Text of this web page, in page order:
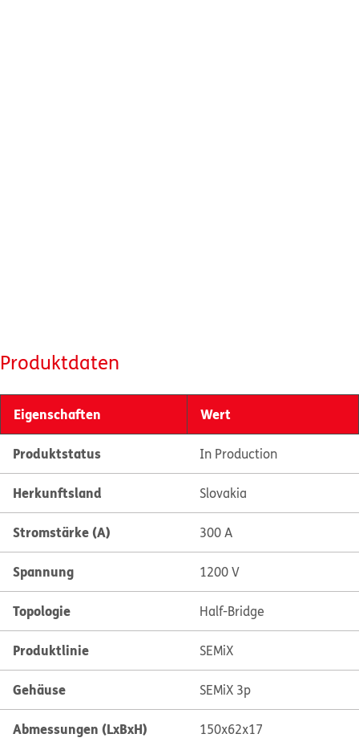
Produktdaten
Eigenschaften Wert
Produktstatus In Production
Herkunftsland Slovakia
Stromstärke (A) 300 A
Spannung 1200 V
Topologie Half-Bridge
Produktlinie SEMiX
Gehäuse SEMiX 3p
Abmessungen (LxBxH) 150x62x17